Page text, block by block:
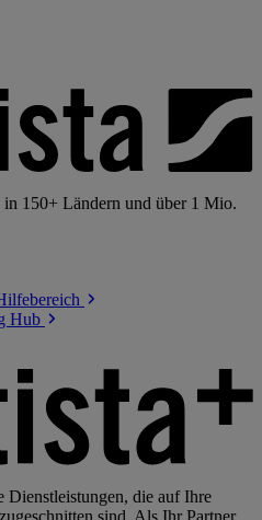
in 150+ Ländern und über 1 Mio.
Hub
Dienstleistungen, die auf Ihre
sind. Als Ihr Partner